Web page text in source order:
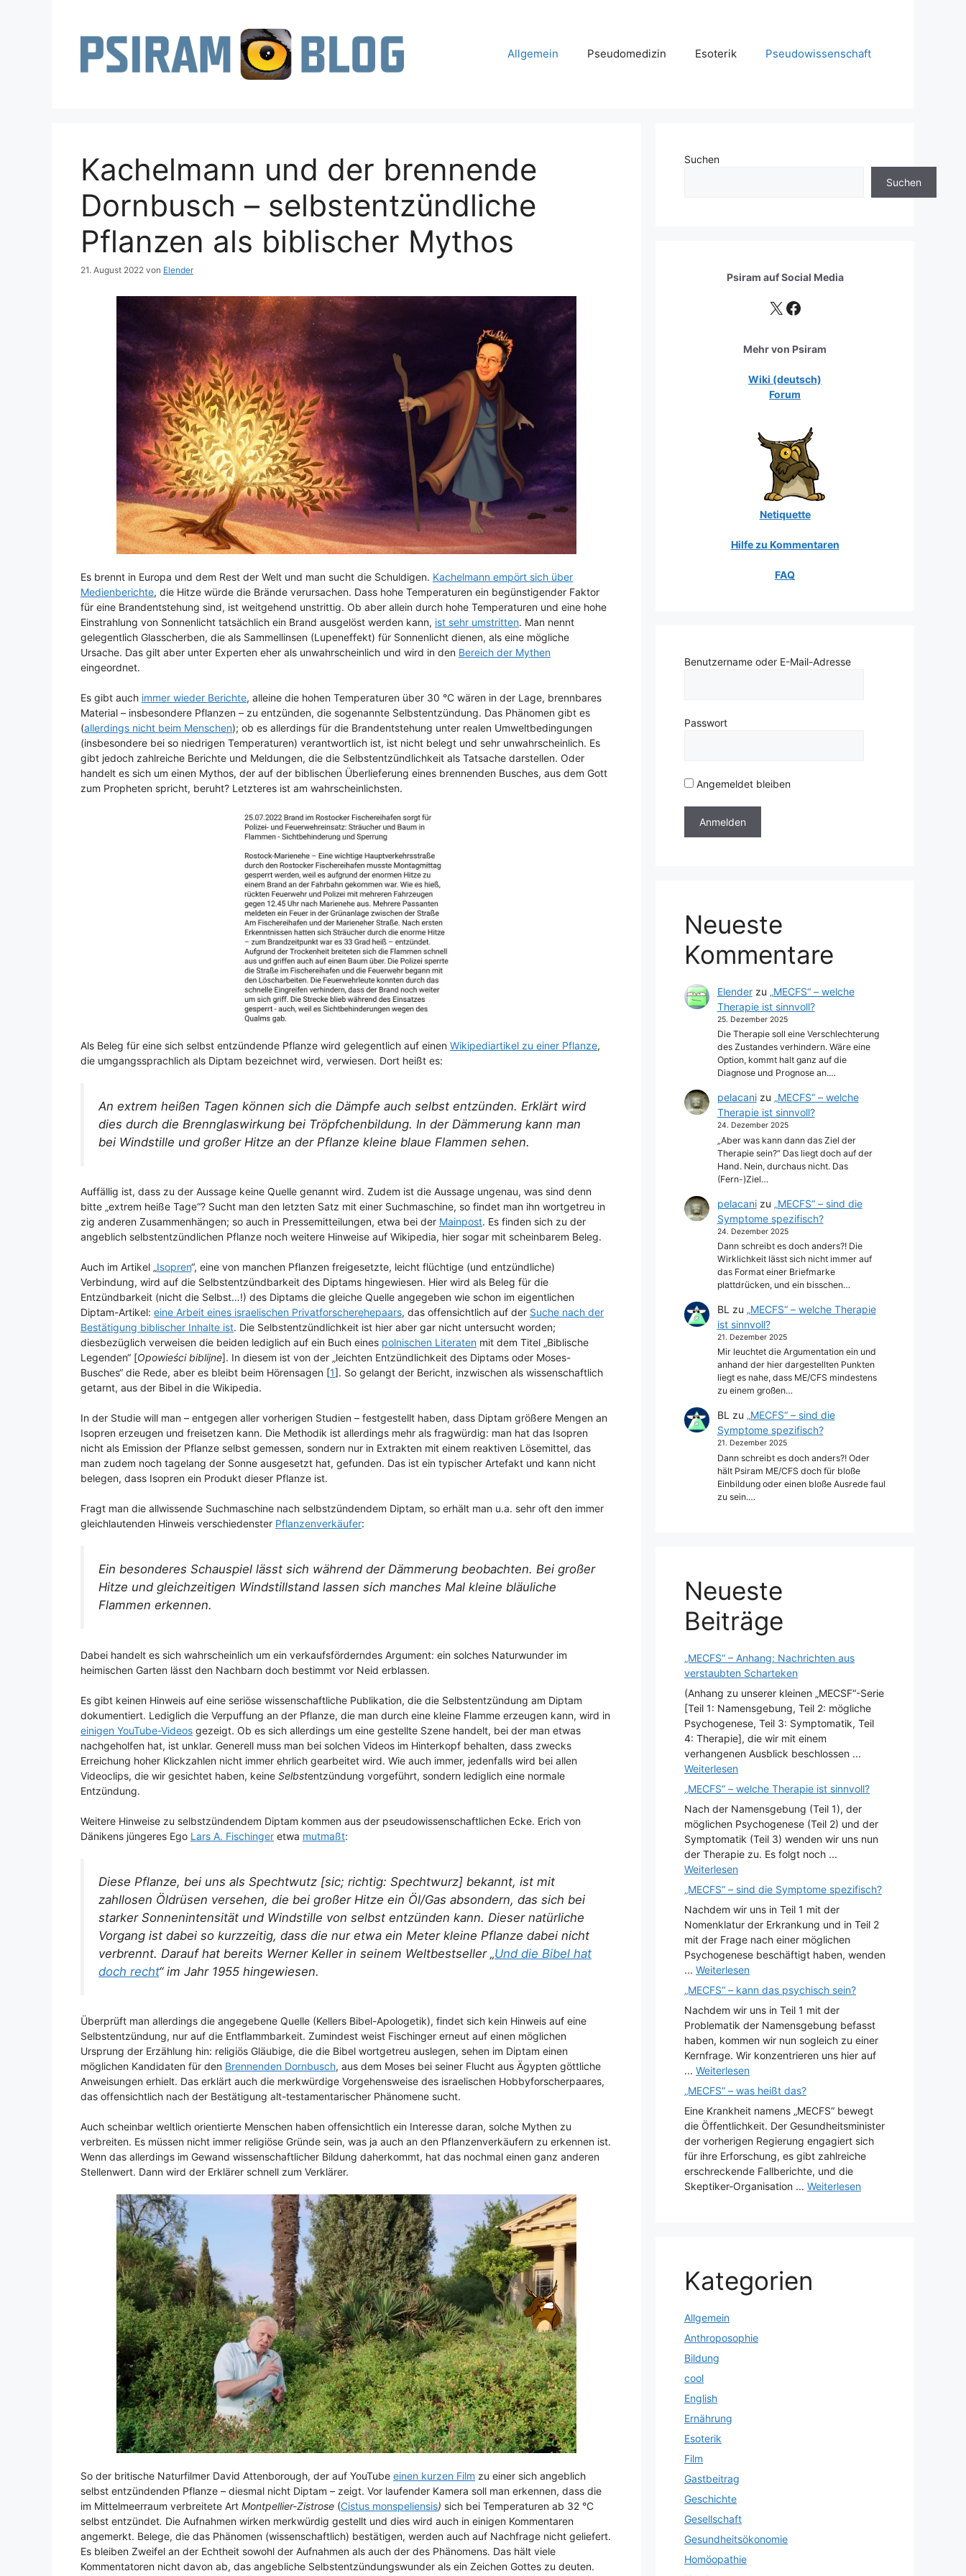
Allgemein Pseudomedizin Esoterik Pseudowissenschaft
Kachelmann und der brennende
Dornbusch – selbstentzündliche
Pflanzen als biblischer Mythos
21. August 2022 von Elender
Es brennt in Europa und dem Rest der Welt und man sucht die Schuldigen. Kachelmann empört sich über
Medienberichte, die Hitze würde die Brände verursachen. Dass hohe Temperaturen ein begünstigender Faktor
für eine Brandentstehung sind, ist weitgehend unstrittig. Ob aber allein durch hohe Temperaturen und eine hohe
Einstrahlung von Sonnenlicht tatsächlich ein Brand ausgelöst werden kann, ist sehr umstritten. Man nennt
gelegentlich Glasscherben, die als Sammellinsen (Lupeneffekt) für Sonnenlicht dienen, als eine mögliche
Ursache. Das gilt aber unter Experten eher als unwahrscheinlich und wird in den Bereich der Mythen
eingeordnet.
Es gibt auch immer wieder Berichte, alleine die hohen Temperaturen über 30 °C wären in der Lage, brennbares
Material – insbesondere Pflanzen – zu entzünden, die sogenannte Selbstentzündung. Das Phänomen gibt es
(allerdings nicht beim Menschen); ob es allerdings für die Brandentstehung unter realen Umweltbedingungen
(insbesondere bei so niedrigen Temperaturen) verantwortlich ist, ist nicht belegt und sehr unwahrscheinlich. Es
gibt jedoch zahlreiche Berichte und Meldungen, die die Selbstentzündlichkeit als Tatsache darstellen. Oder
handelt es sich um einen Mythos, der auf der biblischen Überlieferung eines brennenden Busches, aus dem Gott
zum Propheten spricht, beruht? Letzteres ist am wahrscheinlichsten.
Als Beleg für eine sich selbst entzündende Pflanze wird gelegentlich auf einen Wikipediartikel zu einer Pflanze,
die umgangssprachlich als Diptam bezeichnet wird, verwiesen. Dort heißt es:
An extrem heißen Tagen können sich die Dämpfe auch selbst entzünden. Erklärt wird
dies durch die Brennglaswirkung bei Tröpfchenbildung. In der Dämmerung kann man
bei Windstille und großer Hitze an der Pflanze kleine blaue Flammen sehen.
Auffällig ist, dass zu der Aussage keine Quelle genannt wird. Zudem ist die Aussage ungenau, was sind denn
bitte „extrem heiße Tage“? Sucht man den letzten Satz mit einer Suchmaschine, so findet man ihn wortgetreu in
zig anderen Zusammenhängen; so auch in Pressemitteilungen, etwa bei der Mainpost. Es finden sich zu der
angeblich selbstentzündlichen Pflanze noch weitere Hinweise auf Wikipedia, hier sogar mit scheinbarem Beleg.
Auch im Artikel „Isopren“, eine von manchen Pflanzen freigesetzte, leicht flüchtige (und entzündliche)
Verbindung, wird auf die Selbstentzündbarkeit des Diptams hingewiesen. Hier wird als Beleg für die
Entzündbarkeit (nicht die Selbst…!) des Diptams die gleiche Quelle angegeben wie schon im eigentlichen
Diptam-Artikel: eine Arbeit eines israelischen Privatforscherehepaars, das offensichtlich auf der Suche nach der
Bestätigung biblischer Inhalte ist. Die Selbstentzündlichkeit ist hier aber gar nicht untersucht worden;
diesbezüglich verweisen die beiden lediglich auf ein Buch eines polnischen Literaten mit dem Titel „Biblische
Legenden“ [Opowieści biblijne]. In diesem ist von der „leichten Entzündlichkeit des Diptams oder Moses-
Busches“ die Rede, aber es bleibt beim Hörensagen [1]. So gelangt der Bericht, inzwischen als wissenschaftlich
getarnt, aus der Bibel in die Wikipedia.
In der Studie will man – entgegen aller vorherigen Studien – festgestellt haben, dass Diptam größere Mengen an
Isopren erzeugen und freisetzen kann. Die Methodik ist allerdings mehr als fragwürdig: man hat das Isopren
nicht als Emission der Pflanze selbst gemessen, sondern nur in Extrakten mit einem reaktiven Lösemittel, das
man zudem noch tagelang der Sonne ausgesetzt hat, gefunden. Das ist ein typischer Artefakt und kann nicht
belegen, dass Isopren ein Produkt dieser Pflanze ist.
Fragt man die allwissende Suchmaschine nach selbstzündendem Diptam, so erhält man u.a. sehr oft den immer
gleichlautenden Hinweis verschiedenster Pflanzenverkäufer:
Ein besonderes Schauspiel lässt sich während der Dämmerung beobachten. Bei großer
Hitze und gleichzeitigen Windstillstand lassen sich manches Mal kleine bläuliche
Flammen erkennen.
Dabei handelt es sich wahrscheinlich um ein verkaufsförderndes Argument: ein solches Naturwunder im
heimischen Garten lässt den Nachbarn doch bestimmt vor Neid erblassen.
Es gibt keinen Hinweis auf eine seriöse wissenschaftliche Publikation, die die Selbstentzündung am Diptam
dokumentiert. Lediglich die Verpuffung an der Pflanze, die man durch eine kleine Flamme erzeugen kann, wird in
einigen YouTube-Videos gezeigt. Ob es sich allerdings um eine gestellte Szene handelt, bei der man etwas
nachgeholfen hat, ist unklar. Generell muss man bei solchen Videos im Hinterkopf behalten, dass zwecks
Erreichung hoher Klickzahlen nicht immer ehrlich gearbeitet wird. Wie auch immer, jedenfalls wird bei allen
Videoclips, die wir gesichtet haben, keine Selbstentzündung vorgeführt, sondern lediglich eine normale
Entzündung.
Weitere Hinweise zu selbstzündendem Diptam kommen aus der pseudowissenschaftlichen Ecke. Erich von
Dänikens jüngeres Ego Lars A. Fischinger etwa mutmaßt:
Diese Pflanze, bei uns als Spechtwutz [sic; richtig: Spechtwurz] bekannt, ist mit
zahllosen Öldrüsen versehen, die bei großer Hitze ein Öl/Gas absondern, das sich bei
starker Sonnenintensität und Windstille von selbst entzünden kann. Dieser natürliche
Vorgang ist dabei so kurzzeitig, dass die nur etwa ein Meter kleine Pflanze dabei nicht
verbrennt. Darauf hat bereits Werner Keller in seinem Weltbestseller „Und die Bibel hat
doch recht“ im Jahr 1955 hingewiesen.
Überprüft man allerdings die angegebene Quelle (Kellers Bibel-Apologetik), findet sich kein Hinweis auf eine
Selbstentzündung, nur auf die Entflammbarkeit. Zumindest weist Fischinger erneut auf einen möglichen
Ursprung der Erzählung hin: religiös Gläubige, die die Bibel wortgetreu auslegen, sehen im Diptam einen
möglichen Kandidaten für den Brennenden Dornbusch, aus dem Moses bei seiner Flucht aus Ägypten göttliche
Anweisungen erhielt. Das erklärt auch die merkwürdige Vorgehensweise des israelischen Hobbyforscherpaares,
das offensichtlich nach der Bestätigung alt-testamentarischer Phänomene sucht.
Auch scheinbar weltlich orientierte Menschen haben offensichtlich ein Interesse daran, solche Mythen zu
verbreiten. Es müssen nicht immer religiöse Gründe sein, was ja auch an den Pflanzenverkäufern zu erkennen ist.
Wenn das allerdings im Gewand wissenschaftlicher Bildung daherkommt, hat das nochmal einen ganz anderen
Stellenwert. Dann wird der Erklärer schnell zum Verklärer.
So der britische Naturfilmer David Attenborough, der auf YouTube einen kurzen Film zu einer sich angeblich
selbst entzündenden Pflanze – diesmal nicht Diptam – zeigt. Vor laufender Kamera soll man erkennen, dass die
im Mittelmeerraum verbreitete Art Montpellier-Zistrose (Cistus monspeliensis) sich bei Temperaturen ab 32 °C
selbst entzündet. Die Aufnahmen wirken merkwürdig gestellt und dies wird auch in einigen Kommentaren
angemerkt. Belege, die das Phänomen (wissenschaftlich) bestätigen, werden auch auf Nachfrage nicht geliefert.
Es bleiben Zweifel an der Echtheit sowohl der Aufnahmen als auch der des Phänomens. Das hält viele
Kommentatoren nicht davon ab, das angebliche Selbstentzündungswunder als ein Zeichen Gottes zu deuten.
Suchen
Suchen
Psiram aufSocial Media
X Facebook
Mehr von Psiram
Wiki (deutsch)
Forum
Netiquette
Hilfe zu Kommentaren
FAQ
Benutzername oder E-Mail-Adresse
Passwort
Angemeldet bleiben
Neueste
Kommentare
Elenderzu „MECFS“ – welche
Therapie ist sinnvoll?
25. Dezember 2025
Die Therapie soll eine Verschlechterung
des Zustandes verhindern. Wäre eine
Option, kommt halt ganz auf die
Diagnose und Prognose an.…
pelacanizu „MECFS“ – welche
Therapie ist sinnvoll?
24. Dezember 2025
„Aber was kann dann das Ziel der
Therapie sein?“ Das liegt doch auf der
Hand. Nein, durchaus nicht. Das
(Fern-)Ziel…
pelacanizu „MECFS“ – sind die
Symptome spezifisch?
24. Dezember 2025
Dann schreibt es doch anders?! Die
Wirklichkeit lässt sich nicht immer auf
das Format einer Briefmarke
plattdrücken, und ein bisschen…
BL zu „MECFS“ – welche Therapie
ist sinnvoll?
21. Dezember 2025
Mir leuchtet die Argumentation ein und
anhand der hier dargestellten Punkten
liegt es nahe, dass ME/CFS mindestens
zu einem großen…
BL zu „MECFS“ – sind die
Symptome spezifisch?
21. Dezember 2025
Dann schreibt es doch anders?! Oder
hält Psiram ME/CFS doch für bloße
Einbildung oder einen bloße Ausrede faul
zu sein.…
Neueste
Beiträge
„MECFS“ – Anhang: Nachrichten aus
verstaubten Scharteken
(Anhang zu unserer kleinen „MECSF“-Serie
[Teil 1: Namensgebung, Teil 2: mögliche
Psychogenese, Teil 3: Symptomatik, Teil
4: Therapie], die wir mit einem
verhangenen Ausblick beschlossen ...
Weiterlesen
„MECFS“ – welche Therapie ist sinnvoll?
Nach der Namensgebung (Teil 1), der
möglichen Psychogenese (Teil 2) und der
Symptomatik (Teil 3) wenden wir uns nun
der Therapie zu. Es folgt noch ...
Weiterlesen
„MECFS“ – sind die Symptome spezifisch?
Nachdem wir uns in Teil 1 mit der
Nomenklatur der Erkrankung und in Teil 2
mit der Frage nach einer möglichen
Psychogenese beschäftigt haben, wenden
... Weiterlesen
„MECFS“ – kann das psychisch sein?
Nachdem wir uns in Teil 1 mit der
Problematik der Namensgebung befasst
haben, kommen wir nun sogleich zu einer
Kernfrage. Wir konzentrieren uns hier auf
... Weiterlesen
„MECFS“ – was heißt das?
Eine Krankheit namens „MECFS“ bewegt
die Öffentlichkeit. Der Gesundheitsminister
der vorherigen Regierung engagiert sich
für ihre Erforschung, es gibt zahlreiche
erschreckende Fallberichte, und die
Skeptiker-Organisation ... Weiterlesen
Kategorien
Allgemein
Anthroposophie
Bildung
cool
English
Ernährung
Esoterik
Film
Gastbeitrag
Geschichte
Gesellschaft
Gesundheitsökonomie
Homöopathie